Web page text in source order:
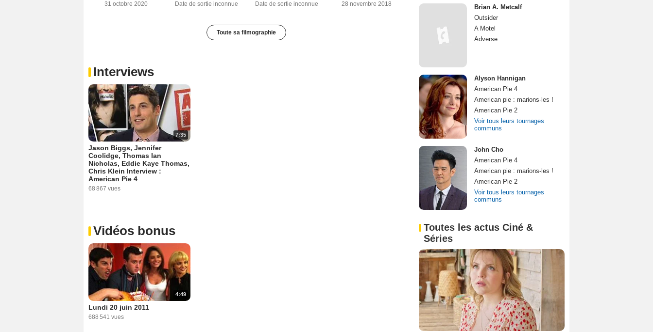
31 octobre 2020 Date de sortie inconnue Date de sortie inconnue 28 novembre 2018
Toute sa filmographie
Interviews
7:35
Jason Biggs, Jennifer
Coolidge, Thomas Ian
Nicholas, Eddie Kaye Thomas,
Chris Klein Interview :
American Pie 4
68 867 vues
Vidéos bonus
4:49
Lundi 20 juin 2011
688 541 vues
Brian A. Metcalf
Outsider
A Motel
Adverse
Alyson Hannigan
American Pie 4
American pie : marions-les !
American Pie 2
Voir tous leurs tournages
communs
John Cho
American Pie 4
American pie : marions-les !
American Pie 2
Voir tous leurs tournages
communs
Toutes les actus Ciné &
Séries